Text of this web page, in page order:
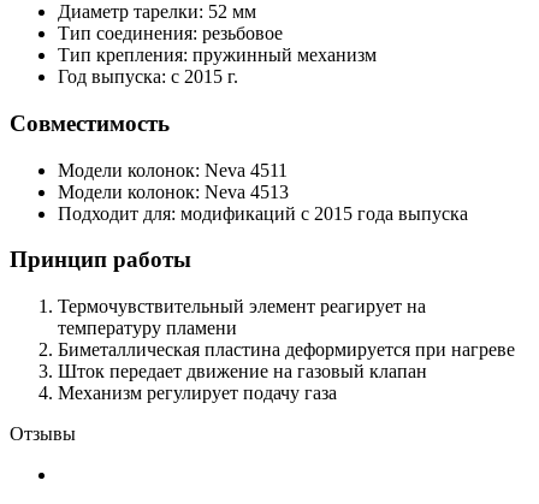
Диаметр тарелки: 52 мм
Тип соединения: резьбовое
Тип крепления: пружинный механизм
Год выпуска: с 2015 г.
Совместимость
Модели колонок: Neva 4511
Модели колонок: Neva 4513
Подходит для: модификаций с 2015 года выпуска
Принцип работы
Термочувствительный элемент реагирует на
температуру пламени
Биметаллическая пластина деформируется при нагреве
Шток передает движение на газовый клапан
Механизм регулирует подачу газа
Отзывы